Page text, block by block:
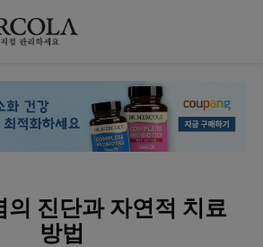
의 진단과 자연적 치료
방법